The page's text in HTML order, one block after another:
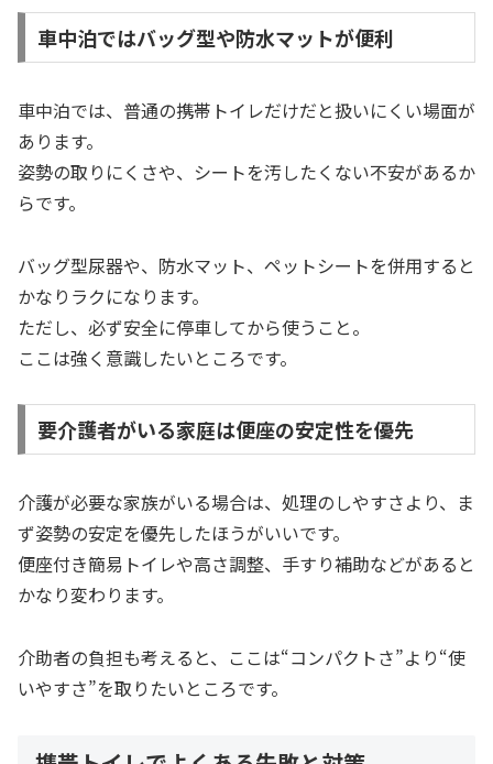
車中泊ではバッグ型や防水マットが便利
車中泊では、普通の携帯トイレだけだと扱いにくい場面が
あります。
姿勢の取りにくさや、シートを汚したくない不安があるか
らです。
バッグ型尿器や、防水マット、ペットシートを併用すると
かなりラクになります。
ただし、必ず安全に停車してから使うこと。
ここは強く意識したいところです。
要介護者がいる家庭は便座の安定性を優先
介護が必要な家族がいる場合は、処理のしやすさより、ま
ず姿勢の安定を優先したほうがいいです。
便座付き簡易トイレや高さ調整、手すり補助などがあると
かなり変わります。
介助者の負担も考えると、ここは“コンパクトさ”より“使
いやすさ”を取りたいところです。